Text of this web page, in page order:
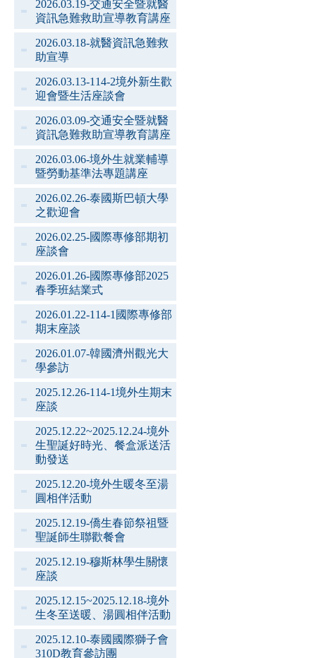
2026.03.19-交通安全暨就醫
資訊急難救助宣導教育講座
2026.03.18-就醫資訊急難救
助宣導
2026.03.13-114-2境外新生歡
迎會暨生活座談會
2026.03.09-交通安全暨就醫
資訊急難救助宣導教育講座
2026.03.06-境外生就業輔導
暨勞動基準法專題講座
2026.02.26-泰國斯巴頓大學
之歡迎會
2026.02.25-國際專修部期初
座談會
2026.01.26-國際專修部2025
春季班結業式
2026.01.22-114-1國際專修部
期末座談
2026.01.07-韓國濟州觀光大
學參訪
2025.12.26-114-1境外生期末
座談
2025.12.22~2025.12.24-境外
生聖誕好時光、餐盒派送活
動發送
2025.12.20-境外生暖冬至湯
圓相伴活動
2025.12.19-僑生春節祭祖暨
聖誕師生聯歡餐會
2025.12.19-穆斯林學生關懷
座談
2025.12.15~2025.12.18-境外
生冬至送暖、湯圓相伴活動
2025.12.10-泰國國際獅子會
310D教育參訪團